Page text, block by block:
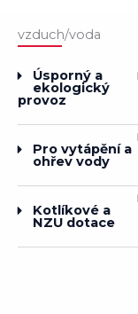
vzduch/voda
Úsporný a
ekologický
provoz
Pro vytápění a
ohřev vody
Kotlíkové a
NZU dotace